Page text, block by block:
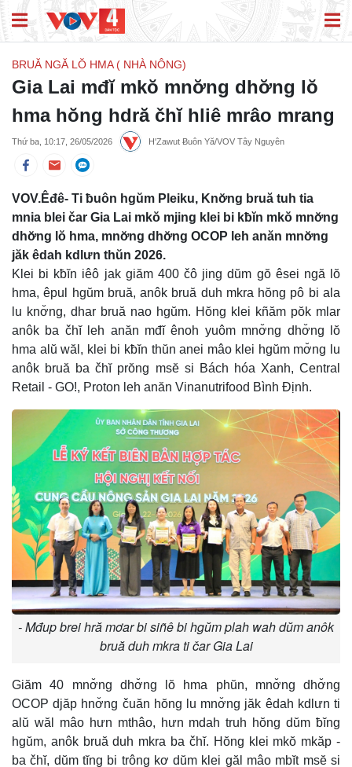
BRUĂ NGĂ LŎ HMA ( NHÀ NÔNG)
Gia Lai mđĭ mkŏ mnơ̆ng dhơ̆ng lŏ
hma hŏng hdră čhĭ hliê mrâo mrang
Thứ ba, 10:17, 26/05/2026 H'Zawut Ƀuôn Yă/VOV Tây Nguyên
VOV.Êđê- Ti ƀuôn hgŭm Pleiku, Knơ̆ng bruă tuh tia
mnia blei čar Gia Lai mkŏ mjing klei bi kƀĭn mkŏ mnơ̆ng
dhơ̆ng lŏ hma, mnơ̆ng dhơ̆ng OCOP leh anăn mnơ̆ng
jăk êdah kdlưn thŭn 2026.
Klei bi kƀĭn iêô jak giăm 400 čô jing dŭm gŏ êsei ngă lŏ
hma, êpul hgŭm bruă, anôk bruă duh mkra hŏng pô bi ala
lu knơ̆ng, dhar bruă nao hgŭm. Hŏng klei kñăm pŏk mlar
anôk ba čhĭ leh anăn mđĭ ênoh yuôm mnơ̆ng dhơ̆ng lŏ
hma alŭ wăl, klei bi kƀĭn thŭn anei mâo klei hgŭm mơ̆ng lu
anôk bruă ba čhĭ prŏng msĕ si Bách hóa Xanh, Central
Retail - GO!, Proton leh anăn Vinanutrifood Bình Định.
- Mđup brei hră mơar bi siñê bi hgŭm plah wah dŭm anôk
bruă duh mkra ti čar Gia Lai
Giăm 40 mnơ̆ng dhơ̆ng lŏ hma phŭn, mnơ̆ng dhơ̆ng
OCOP djăp hnơ̆ng čuăn hŏng lu mnơ̆ng jăk êdah kdlưn ti
alŭ wăl mâo hưn mthâo, hưn mdah truh hŏng dŭm ƀĭng
hgŭm, anôk bruă duh mkra ba čhĭ. Hŏng klei mkŏ mkăp -
ba čhĭ, dŭm tĭng bi trông kơ dŭm klei găl mâo mbĭt msĕ si